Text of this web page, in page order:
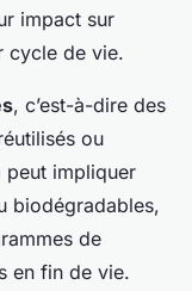
impact sur
cycle de vie.
, c’est-à-dire des
ou
peut impliquer
biodégradables,
de
en fin de vie.